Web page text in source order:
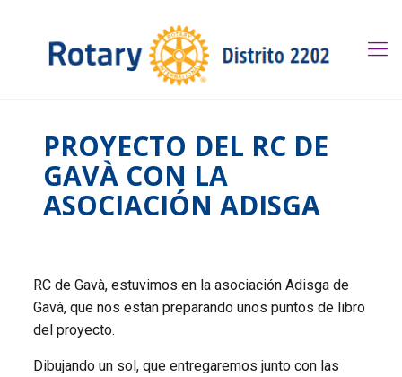
PROYECTO DEL RC DE
GAVÀ CON LA
ASOCIACIÓN ADISGA
RC de Gavà, estuvimos en la asociación Adisga de
Gavà, que nos estan preparando unos puntos de libro
del proyecto.
Dibujando un sol, que entregaremos junto con las